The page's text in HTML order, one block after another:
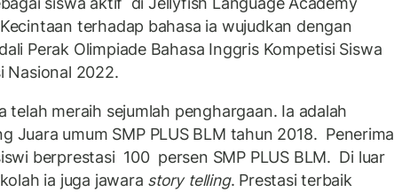
terhadap bahasa ia wujudkan dengan
Perak Olimpiade Bahasa Inggris Kompetisi Siswa
Nasional 2022.
telah meraih sejumlah penghargaan. Ia adalah
Juara umum SMP PLUS BLM tahun 2018. Penerima
berprestasi 100 persen SMP PLUS BLM. Di luar
ia juga jawara story telling. Prestasi terbaik